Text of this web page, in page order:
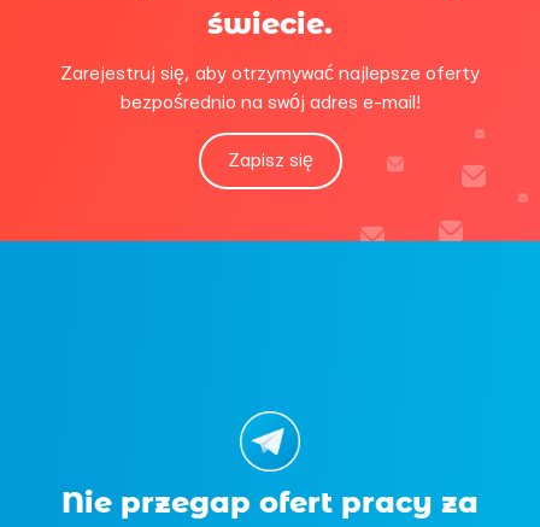
świecie.
Zarejestruj się, aby otrzymywać najlepsze oferty
bezpośrednio na swój adres e-mail!
Zapisz się
Nie przegap ofert pracy za